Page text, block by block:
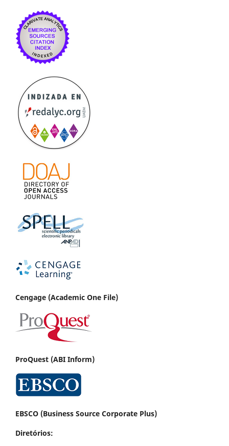
Cengage (Academic One File)
ProQuest (ABI Inform)
EBSCO (Business Source Corporate Plus)
Diretórios: